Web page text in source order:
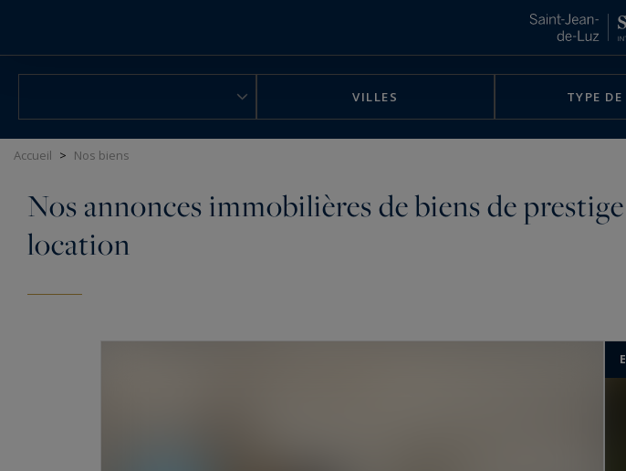
VILLES TYPE
Accueil > Nos biens
Nos annonces immobilières de biens de
location